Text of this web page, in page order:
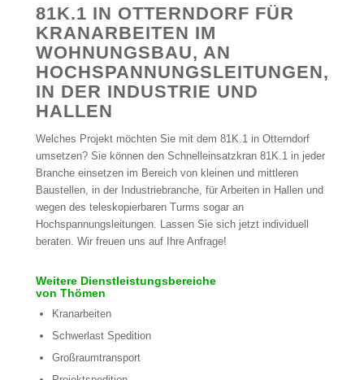
81K.1 IN OTTERNDORF FÜR
KRANARBEITEN IM
WOHNUNGSBAU, AN
HOCHSPANNUNGSLEITUNGEN,
IN DER INDUSTRIE UND
HALLEN
Welches Projekt möchten Sie mit dem 81K.1 in Otterndorf
umsetzen? Sie können den Schnelleinsatzkran 81K.1 in jeder
Branche einsetzen im Bereich von kleinen und mittleren
Baustellen, in der Industriebranche, für Arbeiten in Hallen und
wegen des teleskopierbaren Turms sogar an
Hochspannungsleitungen. Lassen Sie sich jetzt individuell
beraten. Wir freuen uns auf Ihre Anfrage!
Weitere Dienstleistungsbereiche
von Thömen
Kranarbeiten
Schwerlast Spedition
Großraumtransport